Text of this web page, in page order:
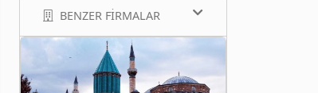
BENZER FIRMALAR